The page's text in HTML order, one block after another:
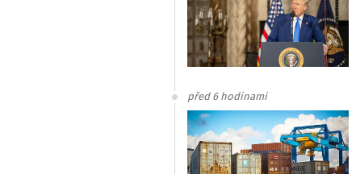
před 6 hodinami